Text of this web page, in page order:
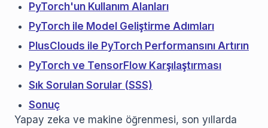
PyTorch'un Kullanım Alanları
PyTorch ile Model Geliştirme Adımları
PlusClouds ile PyTorch Performansını Artırın
PyTorch ve TensorFlow Karşılaştırması
Sık Sorulan Sorular (SSS)
Sonuç
Yapay zeka ve makine öğrenmesi, son yıllarda